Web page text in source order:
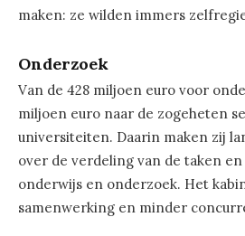
maken: ze wilden immers
Onderzoek
Van de 428 miljoen euro voor
miljoen euro naar de zogeheten
universiteiten. Daarin maken zij
over de verdeling van de taken
onderwijs en onderzoek. Het
samenwerking en minder